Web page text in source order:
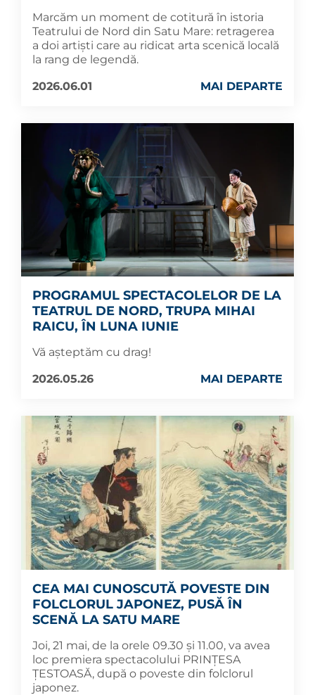
Marcăm un moment de cotitură în istoria
Teatrului de Nord din Satu Mare: retragerea
a doi artiști care au ridicat arta scenică locală
la rang de legendă.
2026.06.01
MAI DEPARTE
PROGRAMUL SPECTACOLELOR DE LA
TEATRUL DE NORD, TRUPA MIHAI
RAICU, ÎN LUNA IUNIE
Vă așteptăm cu drag!
2026.05.26
MAI DEPARTE
CEA MAI CUNOSCUTĂ POVESTE DIN
FOLCLORUL JAPONEZ, PUSĂ ÎN
SCENĂ LA SATU MARE
Joi, 21 mai, de la orele 09.30 și 11.00, va avea
loc premiera spectacolului PRINȚESA
ȚESTOASĂ, după o poveste din folclorul
japonez.